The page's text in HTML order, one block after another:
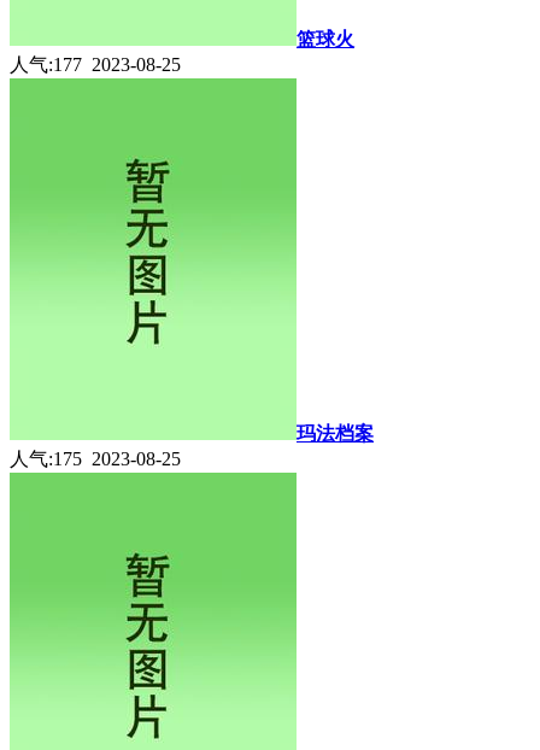
篮球火
人气:177 2023-08-25
玛法档案
人气:175 2023-08-25